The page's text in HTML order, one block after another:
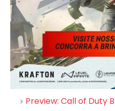
Preview: Call of Duty